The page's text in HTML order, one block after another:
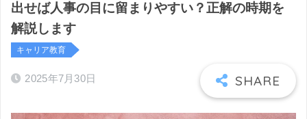
出せば人事の目に留まりやすい？正解の時期を
解説します
キャリア教育
2025年7月30日